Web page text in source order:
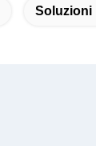
Soluzioni